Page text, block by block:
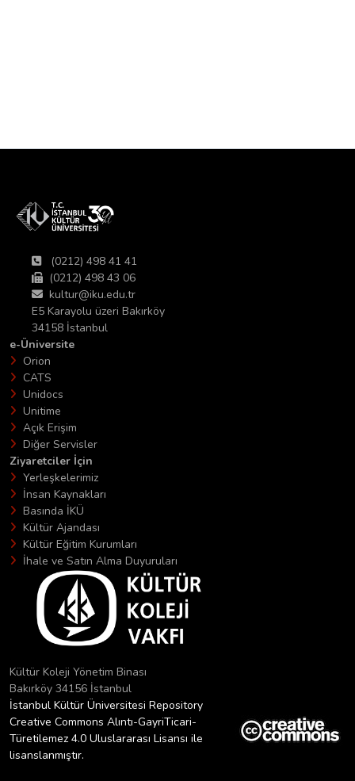
(0212) 498 41 41
(0212) 498 43 06
kultur@iku.edu.tr
E5 Karayolu üzeri Bakırköy
34158 İstanbul
e-Üniversite
Orion
CATS
Unidocs
Unitime
Açık Erişim
Diğer Servisler
Ziyaretciler İçin
Yerleşkelerimiz
İnsan Kaynakları
Basında İKÜ
Kültür Ajandası
Kültür Eğitim Kurumları
İhale ve Satın Alma Duyuruları
Kültür Koleji Yönetim Binası
Bakırköy 34156 İstanbul
İstanbul Kültür Üniversitesi Repository
Creative Commons Alıntı-GayriTicari-
Türetilemez 4.0 Uluslararası Lisansı ile
lisanslanmıştır.